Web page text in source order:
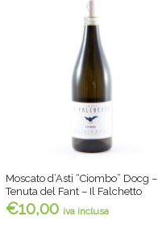
Moscato d’Asti “Ciombo” Docg –
Tenuta del Fant – Il Falchetto
€10,00 iva inclusa